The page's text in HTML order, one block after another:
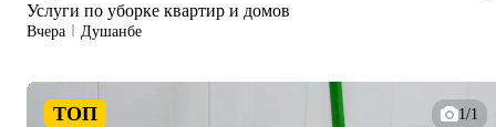
Услуги по уборке квартир и домов
Вчера Душанбе
ТОП 1/1